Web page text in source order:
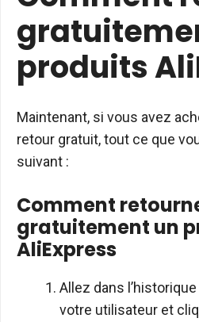
produits
Maintenant, si vous avez
retour gratuit, tout ce que
suivant :
Comment
gratuitement un
AliExpress
Allez dans
votre utilisateur et